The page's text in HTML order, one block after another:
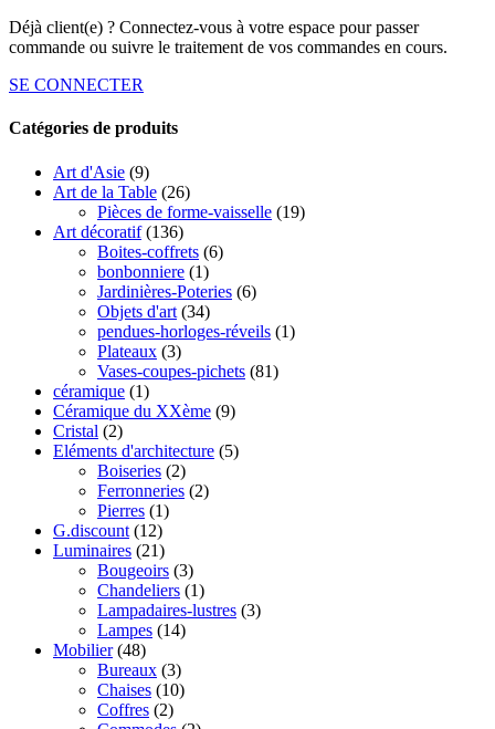
Déjà client(e) ? Connectez-vous à votre espace pour passer
commande ou suivre le traitement de vos commandes en cours.
SE CONNECTER
Catégories de produits
Art d'Asie (9)
Art de la Table (26)
Pièces de forme-vaisselle (19)
Art décoratif (136)
Boites-coffrets (6)
bonbonniere (1)
Jardinières-Poteries (6)
Objets d'art (34)
pendues-horloges-réveils (1)
Plateaux (3)
Vases-coupes-pichets (81)
céramique (1)
Céramique du XXème (9)
Cristal (2)
Eléments d'architecture (5)
Boiseries (2)
Ferronneries (2)
Pierres (1)
G.discount (12)
Luminaires (21)
Bougeoirs (3)
Chandeliers (1)
Lampadaires-lustres (3)
Lampes (14)
Mobilier (48)
Bureaux (3)
Chaises (10)
Coffres (2)